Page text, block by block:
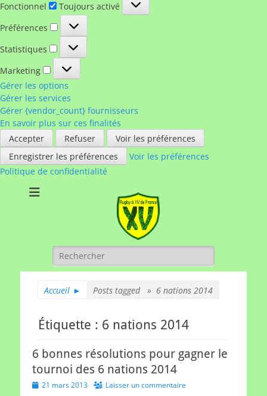
Fonctionnel
Toujours activé
Préférences
Statistiques
Marketing
Gérer les options
Gérer les services
Gérer {vendor_count} fournisseurs
En savoir plus sur ces finalités
Accepter
Refuser
Voir les préférences
Enregistrer les préférences
Voir les préférences
Politique de confidentialité
Rugby à XV de
Rechercher :
Accueil ► Posts tagged » 6 nations 2014
Étiquette : 6 nations 2014
6 bonnes résolutions pour gagner le
tournoi des 6 nations 2014
Posted
21 mars 2013 Laisser un commentaire